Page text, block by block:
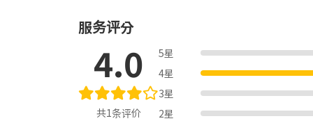
服务评分
4.0
共1条评价
5星
4星
3星
2星